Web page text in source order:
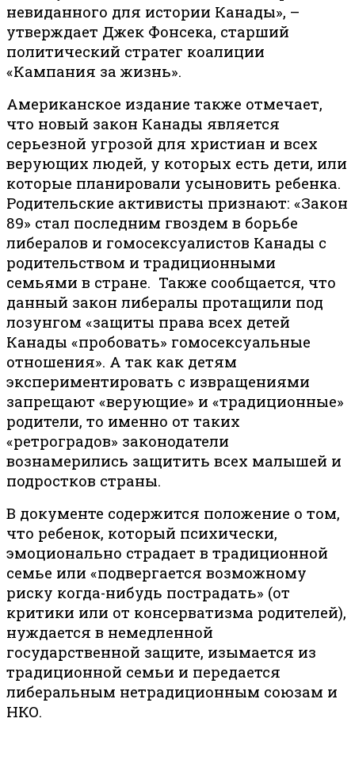
невиданного для истории Канады», –
утверждает Джек Фонсека, старший
политический стратег коалиции
«Кампания за жизнь».
Американское издание также отмечает,
что новый закон Канады является
серьезной угрозой для христиан и всех
верующих людей, у которых есть дети, или
которые планировали усыновить ребенка.
Родительские активисты признают: «Закон
89» стал последним гвоздем в борьбе
либералов и гомосексуалистов Канады с
родительством и традиционными
семьями в стране. Также сообщается, что
данный закон либералы протащили под
лозунгом «защиты права всех детей
Канады «пробовать» гомосексуальные
отношения». А так как детям
экспериментировать с извращениями
запрещают «верующие» и «традиционные»
родители, то именно от таких
«ретроградов» законодатели
вознамерились защитить всех малышей и
подростков страны.
В документе содержится положение о том,
что ребенок, который психически,
эмоционально страдает в традиционной
семье или «подвергается возможному
риску когда-нибудь пострадать» (от
критики или от консерватизма родителей),
нуждается в немедленной
государственной защите, изымается из
традиционной семьи и передается
либеральным нетрадиционным союзам и
НКО.